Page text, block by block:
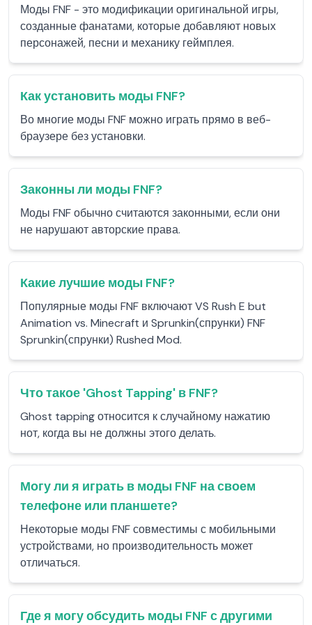
Моды FNF - это модификации оригинальной игры,
созданные фанатами, которые добавляют новых
персонажей, песни и механику геймплея.
Как установить моды FNF?
Во многие моды FNF можно играть прямо в веб-
браузере без установки.
Законны ли моды FNF?
Моды FNF обычно считаются законными, если они
не нарушают авторские права.
Какие лучшие моды FNF?
Популярные моды FNF включают VS Rush E but
Animation vs. Minecraft и Sprunkin(спрунки) FNF
Sprunkin(спрунки) Rushed Mod.
Что такое 'Ghost Tapping' в FNF?
Ghost tapping относится к случайному нажатию
нот, когда вы не должны этого делать.
Могу ли я играть в моды FNF на своем
телефоне или планшете?
Некоторые моды FNF совместимы с мобильными
устройствами, но производительность может
отличаться.
Где я могу обсудить моды FNF с другими